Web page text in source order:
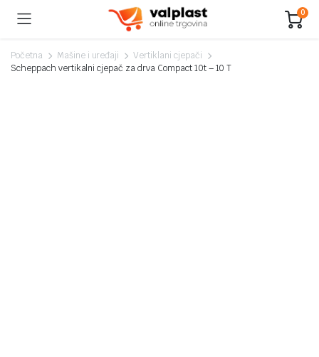
0
Početna Mašine i uređaji
Vertiklani cjepači
Scheppach vertikalni cjepač za drva Compact 10t – 10 T